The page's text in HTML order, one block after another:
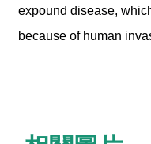
expound disease,
because of human